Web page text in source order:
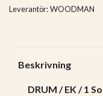
Leverantör:WOODMAN
Beskrivning
DRUM / EK / 1